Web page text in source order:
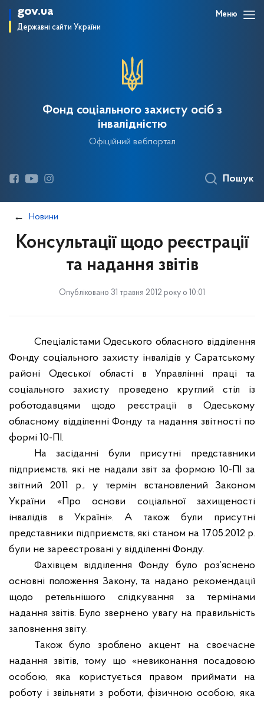
gov.ua
Державні сайти України
Меню
Фонд соціального захисту осіб з
інвалідністю
Офіційний вебпортал
Пошук
Новини
Консультації щодо реєстрації
та надання звітів
Опубліковано 31 травня 2012 року о 10:01
Спеціалістами Одеського обласного відділення
Фонду соціального захисту інвалідів у Саратському
районі Одеської області в Управлінні праці та
соціального захисту проведено круглий стіл із
роботодавцями щодо реєстрації в Одеському
обласному відділенні Фонду та надання звітності по
формі 10-ПІ.
На засіданні були присутні представники
підприємств, які не надали звіт за формою 10-ПІ за
звітний 2011 р., у термін встановлений Законом
України «Про основи соціальної захищеності
інвалідів в Україні». А також були присутні
представники підприємств, які станом на 17.05.2012 р.
були не зареєстровані у відділенні Фонду.
Фахівцем відділення Фонду було роз’яснено
основні положення Закону, та надано рекомендації
щодо ретельнішого слідкування за термінами
надання звітів. Було звернено увагу на правильність
заповнення звіту.
Також було зроблено акцент на своєчасне
надання звітів, тому що «невиконання посадовою
особою, яка користується правом приймати на
роботу і звільняти з роботи, фізичною особою, яка